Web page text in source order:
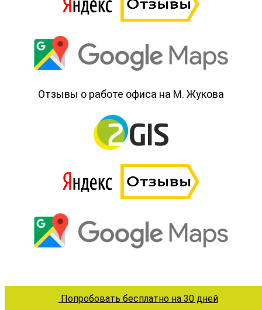
Отзывы о работе офиса на М. Жукова
Попробовать бесплатно на 30 дней